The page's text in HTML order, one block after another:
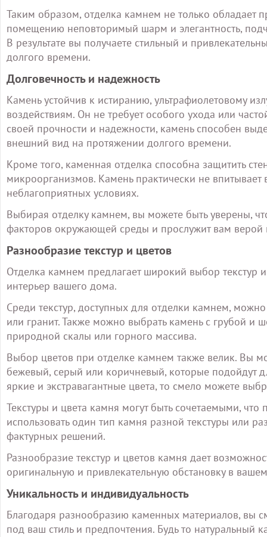
Таким образом, отделка камнем не только обладает
помещению неповторимый шарм и элегантность,
В результате вы получаете стильный и
долгого времени.
Долговечность и надежность
Камень устойчив к истиранию, ультрафиолетовому
воздействиям. Он не требует особого ухода или
своей прочности и надежности, камень способен
внешний вид на протяжении долгого времени.
Кроме того, каменная отделка способна защитить
микроорганизмов. Камень практически не
неблагоприятных условиях.
Выбирая отделку камнем, вы можете быть уверены,
факторов окружающей среды и прослужит вам
Разнообразие текстур и цветов
Отделка камнем предлагает широкий выбор текстур
интерьер вашего дома.
Среди текстур, доступных для отделки камнем,
или гранит. Также можно выбрать камень с грубой и
природной скалы или горного массива.
Выбор цветов при отделке камнем также велик. Вы
бежевый, серый или коричневый, которые подойдут
яркие и экстравагантные цвета, то смело можете
Текстуры и цвета камня могут быть сочетаемыми,
использовать один тип камня разной текстуры или
фактурных решений.
Разнообразие текстур и цветов камня дает
оригинальную и привлекательную обстановку в
Уникальность и индивидуальность
Благодаря разнообразию каменных материалов, вы
под ваш стиль и предпочтения. Будь то натуральный